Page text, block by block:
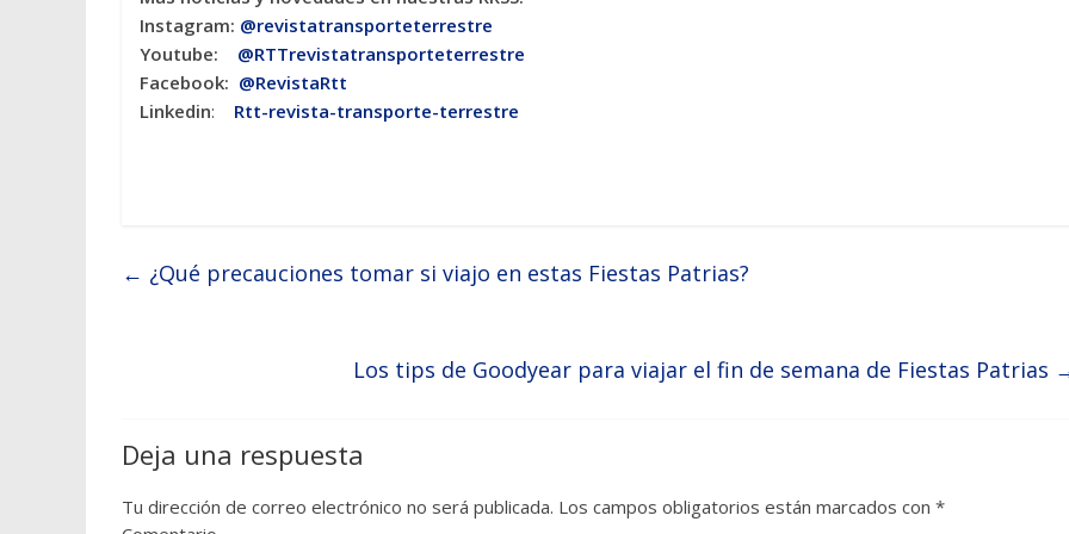
Instagram: @revistatransporteterrestre
Youtube: @RTTrevistatransporteterrestre
Facebook: @RevistaRtt
Linkedin: Rtt-revista-transporte-terrestre
← ¿Qué precauciones tomar si viajo en estas Fiestas Patrias?
Los tips de Goodyear para viajar el fin de semana de Fiestas Patrias
Deja una respuesta
Tu dirección de correo electrónico no será publicada. Los campos obligatorios están marcados con *